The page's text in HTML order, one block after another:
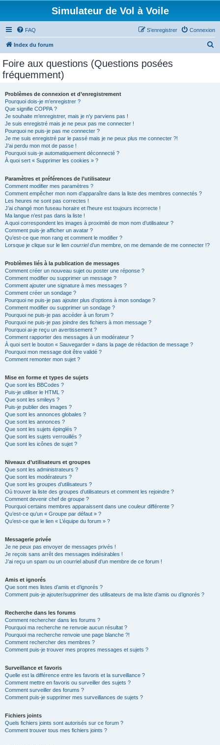
Simulateur de Vol à Voile
FAQ Connexion
S’enregistrer
Index du forum
Foire aux questions (Questions posées
fréquemment)
Problèmes de connexion et d’enregistrement
Pourquoi dois-je m’enregistrer ?
Que signifie COPPA ?
Je souhaite m’enregistrer, mais je n’y parviens pas !
Je suis enregistré mais je ne peux pas me connecter !
Pourquoi ne puis-je pas me connecter ?
Je me suis enregistré par le passé mais je ne peux plus me connecter ?!
J’ai perdu mon mot de passe !
Pourquoi suis-je automatiquement déconnecté ?
À quoi sert « Supprimer les cookies » ?
Paramètres et préférences de l’utilisateur
Comment modifier mes paramètres ?
Comment empêcher mon nom d’apparaître dans la liste des membres connectés ?
Les heures ne sont pas correctes !
J’ai changé mon fuseau horaire et l’heure est toujours incorrecte !
Ma langue n’est pas dans la liste !
A quoi correspondent les images à proximité de mon nom d’utilisateur ?
Comment puis-je afficher un avatar ?
Qu’est-ce que mon rang et comment le modifier ?
Lorsque je clique sur le lien courrield’un membre, on me demande de me connecter !?
Problèmes liés à la publication de messages
Comment créer un nouveau sujet ou poster une réponse ?
Comment modifier ou supprimer un message ?
Comment ajouter une signature à mes messages ?
Comment créer un sondage ?
Pourquoi ne puis-je pas ajouter plus d’options à mon sondage ?
Comment modifier ou supprimer un sondage ?
Pourquoi ne puis-je pas accéder à un forum ?
Pourquoi ne puis-je pas joindre des fichiers à mon message ?
Pourquoi ai-je reçu un avertissement ?
Comment rapporter des messages à un modérateur ?
À quoi sert le bouton « Sauvegarder » dans la page de rédaction de message ?
Pourquoi mon message doit être validé ?
Comment remonter mon sujet ?
Mise en forme et types de sujets
Que sont les BBCodes ?
Puis-je utiliser le HTML ?
Que sont les smileys ?
Puis-je publier des images ?
Que sont les annonces globales ?
Que sont les annonces ?
Que sont les sujets épinglés ?
Que sont les sujets verrouillés ?
Que sont les icônes de sujet ?
Niveaux d’utilisateurs et groupes
Que sont les administrateurs ?
Que sont les modérateurs ?
Que sont les groupes d’utilisateurs ?
Où trouver la liste des groupes d’utilisateurs et comment les rejoindre ?
Comment devenir chef de groupe ?
Pourquoi certains membres apparaissent dans une couleur différente ?
Qu’est-ce qu’un « Groupe par défaut » ?
Qu’est-ce que le lien « L’équipe du forum » ?
Messagerie privée
Je ne peux pas envoyer de messages privés !
Je reçois sans arrêt des messages indésirables !
J’ai reçu un spam ou un courriel abusif d’un membre de ce forum !
Amis et ignorés
Que sont mes listes d’amis et d’ignorés ?
Comment puis-je ajouter/supprimer des utilisateurs de ma liste d’amis ou d’ignorés ?
Recherche dans les forums
Comment rechercher dans les forums ?
Pourquoi ma recherche ne renvoie aucun résultat ?
Pourquoi ma recherche renvoie une page blanche ?!
Comment rechercher des membres ?
Comment puis-je trouver mes propres messages et sujets ?
Surveillance et favoris
Quelle est la différence entre les favoris et la surveillance ?
Comment mettre en favoris ou surveiller des sujets ?
Comment surveiller des forums ?
Comment puis-je supprimer mes surveillances de sujets ?
Fichiers joints
Quels fichiers joints sont autorisés sur ce forum ?
Comment trouver tous mes fichiers joints ?